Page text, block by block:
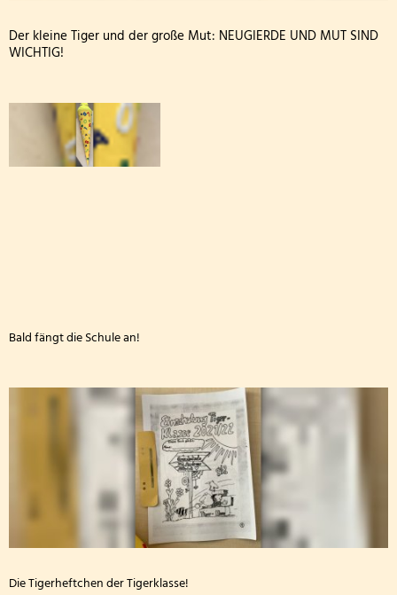
Archiv: Aktionen während des Schuljahres 2021/
Der kleine Tiger und der große Mut: NEUGIERDE UND MUT SIND
WICHTIG!
Bald fängt die Schule an!
Die Tigerheftchen der Tigerklasse!